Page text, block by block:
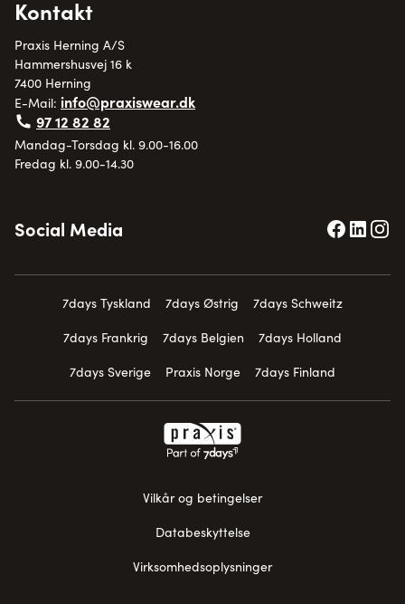
Kontakt
Praxis Herning A/S
Hammershusvej 16 k
7400 Herning
E-Mail: info@praxiswear.dk
97 12 82 82
Mandag-Torsdag kl. 9.00-16.00
Fredag kl. 9.00-14.30
Social Media
7days Tyskland 7days Østrig
7days Schweitz
7days Frankrig
7days Belgien
7days Holland
7days Sverige
Praxis Norge 7days Finland
Vilkår og betingelser
Databeskyttelse
Virksomhedsoplysninger